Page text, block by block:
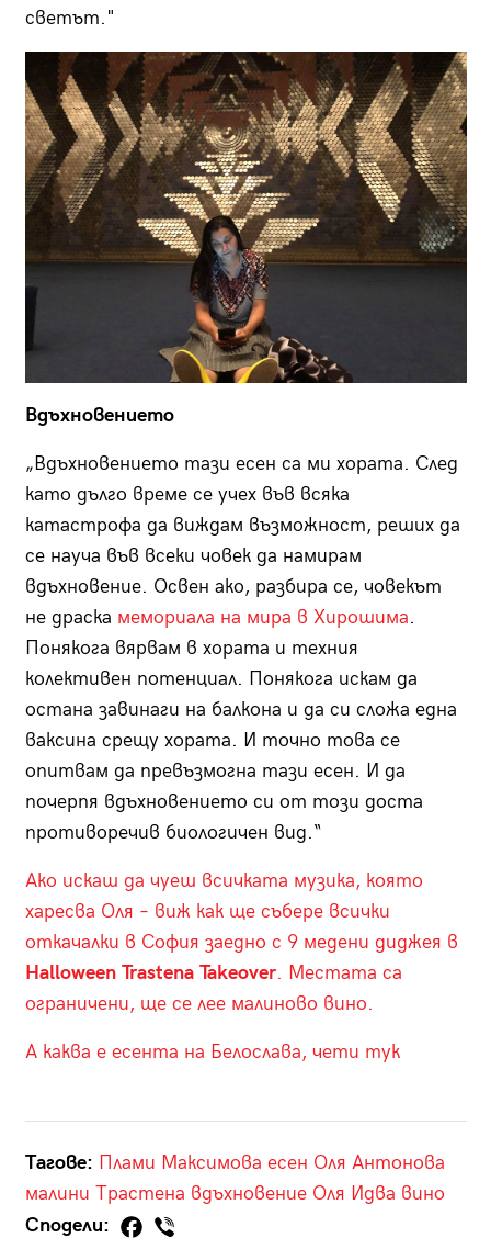
светът."
Вдъхновението
„Вдъхновението тази есен са ми хората. След
като дълго време се учех във всяка
катастрофа да виждам възможност, реших да
се науча във всеки човек да намирам
вдъхновение. Освен ако, разбира се, човекът
не драска мемориала на мира в Хирошима.
Понякога вярвам в хората и техния
колективен потенциал. Понякога искам да
остана завинаги на балкона и да си сложа една
ваксина срещу хората. И точно това се
опитвам да превъзмогна тази есен. И да
почерпя вдъхновението си от този доста
противоречив биологичен вид.“
Ако искаш да чуеш всичката музика, която
харесва Оля – виж как ще събере всички
откачалки в София заедно с 9 медени диджея в
Halloween Trastena Takeover. Местата са
ограничени, ще се лее малиново вино.
А каква е есента на Белослава, чети тук
Тагове: Плами Максимова есен Оля Антонова
малини Трастена вдъхновение Оля Идва вино
Сподели: